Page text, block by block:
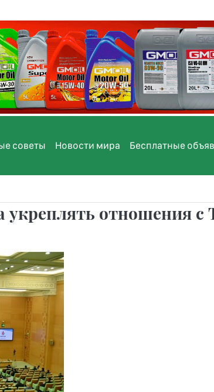
советы Новости мира Бесплатные
укреплять отношения с